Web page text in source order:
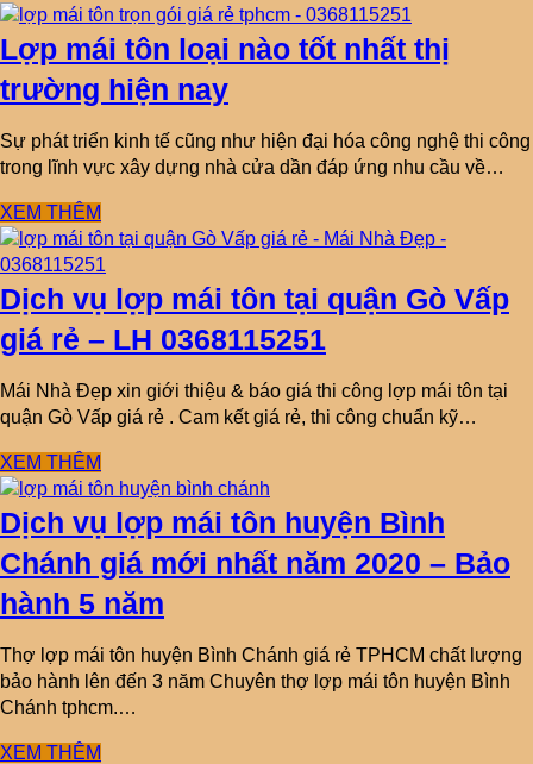
Lợp mái tôn loại nào tốt nhất thị
trường hiện nay
Sự phát triển kinh tế cũng như hiện đại hóa công nghệ thi công
trong lĩnh vực xây dựng nhà cửa dần đáp ứng nhu cầu về…
XEM THÊM
Dịch vụ lợp mái tôn tại quận Gò Vấp
giá rẻ – LH 0368115251
Mái Nhà Đẹp xin giới thiệu & báo giá thi công lợp mái tôn tại
quận Gò Vấp giá rẻ . Cam kết giá rẻ, thi công chuẩn kỹ…
XEM THÊM
Dịch vụ lợp mái tôn huyện Bình
Chánh giá mới nhất năm 2020 – Bảo
hành 5 năm
Thợ lợp mái tôn huyện Bình Chánh giá rẻ TPHCM chất lượng
bảo hành lên đến 3 năm Chuyên thợ lợp mái tôn huyện Bình
Chánh tphcm.…
XEM THÊM